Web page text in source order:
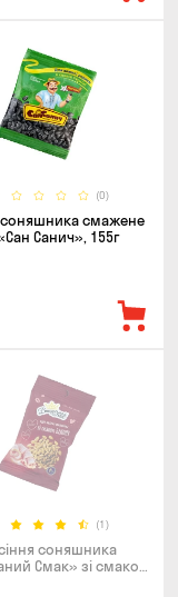
(0)
соняшника смажене
Санич», 155г
(1)
соняшника
Смак» зі смаком